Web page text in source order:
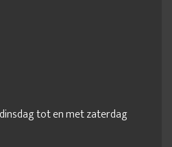
matrasmaat ledikantje
tot en met zaterdag